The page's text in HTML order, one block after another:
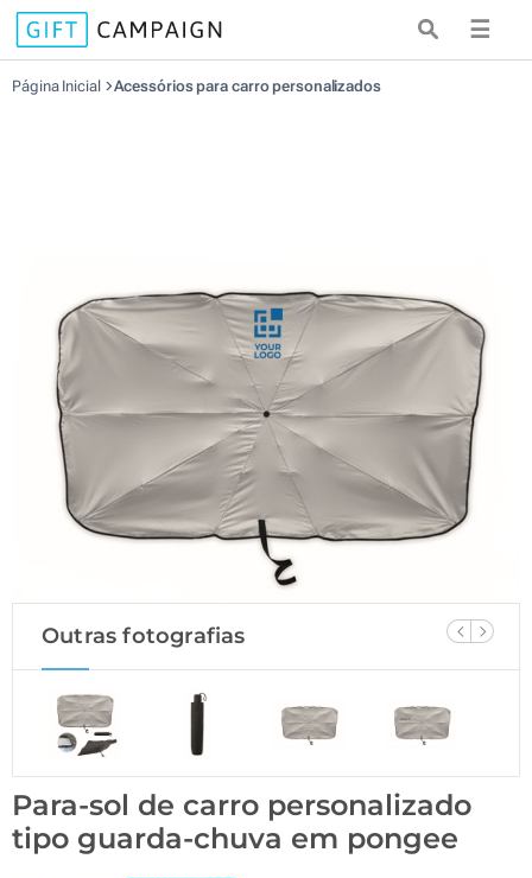
☰
Página Inicial Acessórios para carro personalizados
Outras fotografias
Para-sol de carro personalizado
tipo guarda-chuva em pongee